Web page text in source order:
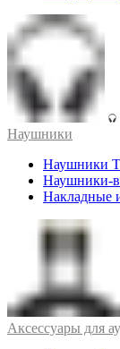
Наушники
Наушники
Наушники-
Накладные
Аксессуары для